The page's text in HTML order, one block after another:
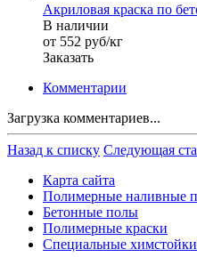
Акриловая краска по
В наличии
от 552 руб/кг
Заказать
Комментарии
Загрузка комментариев...
Назад к списку Следующая
Карта сайта
Полимерные наливные
Бетонные полы
Полимерные краски
Специальные